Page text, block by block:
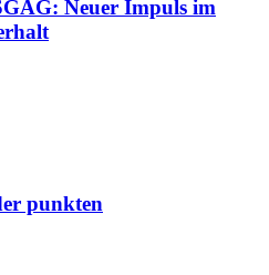
Neuer Impuls im
punkten